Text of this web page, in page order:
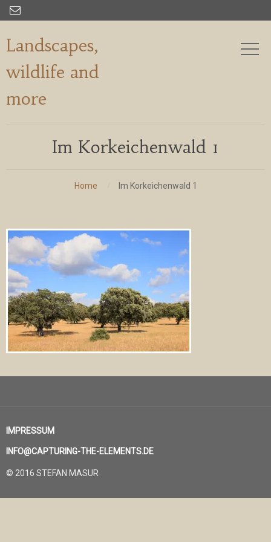

Landscapes,
wildlife and
more
Im Korkeichenwald 1
Home Im Korkeichenwald 1
IMPRESSUM
INFO@CAPTURING-THE-ELEMENTS.DE
© 2016 STEFAN MASUR